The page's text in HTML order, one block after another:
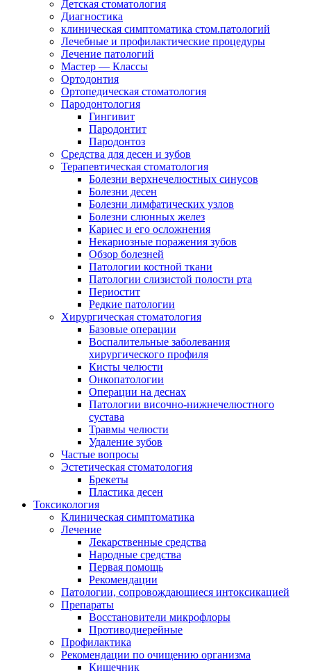
Детская стоматология
Диагностика
клиническая симптоматика стом.патологий
Лечебные и профилактические процедуры
Лечение патологий
Мастер — Классы
Ортодонтия
Ортопедическая стоматология
Пародонтология
Гингивит
Пародонтит
Пародонтоз
Средства для десен и зубов
Терапевтическая стоматология
Болезни верхнечелюстных синусов
Болезни десен
Болезни лимфатических узлов
Болезни слюнных желез
Кариес и его осложнения
Некариозные поражения зубов
Обзор болезней
Патологии костной ткани
Патологии слизистой полости рта
Периостит
Редкие патологии
Хирургическая стоматология
Базовые операции
Воспалительные заболевания
хирургического профиля
Кисты челюсти
Онкопатологии
Операции на деснах
Патологии височно-нижнечелюстного
сустава
Травмы челюсти
Удаление зубов
Частые вопросы
Эстетическая стоматология
Брекеты
Пластика десен
Токсикология
Клиническая симптоматика
Лечение
Лекарственные средства
Народные средства
Первая помощь
Рекомендации
Патологии, сопровождающиеся интоксикацией
Препараты
Восстановители микрофлоры
Противодиерейные
Профилактика
Рекомендации по очищению организма
Кишечник